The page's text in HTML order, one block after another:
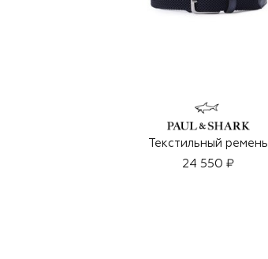
Текстильный ремень
24 550 ₽